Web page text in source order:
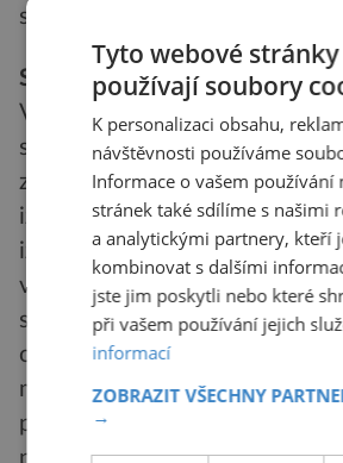
selhala.
Střelba ze všech stran
Vhodně uspořádaný laserový
schopen dosáhnout hustoty
zapálení termonukleární reakce
izotopů deuteria a tritia.
izotopy byly uspořádány do
vysokou hustotou, na který
svazky zaostřené ze všech
odstraňuje některé problémy
metod zažehnutí
potíže se stabilitou a dobou
podmínek.
Tyto webové stránky
používají soubory
K personalizaci obsahu,
návštěvnosti používáme
Informace o vašem používání
stránek také sdílíme s našimi
a analytickými partnery, kteří
kombinovat s dalšími
jste jim poskytli nebo které
při vašem používání jejich
informací
ZOBRAZIT VŠECHNY
→